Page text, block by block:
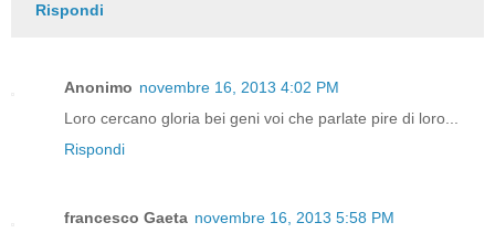
Rispondi
Anonimo novembre 16, 2013 4:02 PM
Loro cercano gloria bei geni voi che parlate pire di loro...
Rispondi
francesco Gaeta novembre 16, 2013 5:58 PM